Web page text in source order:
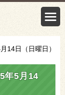
14日（日曜日）
年5月14